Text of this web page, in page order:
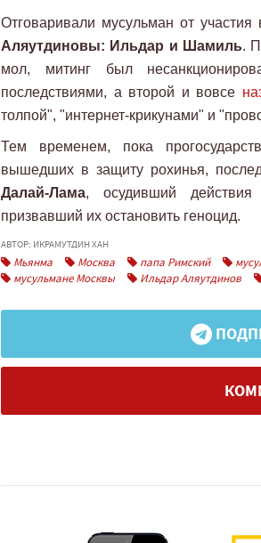
Отговаривали мусульман от
Аляутдиновы: Ильдар и Шамиль.
мол, митинг был
последствиями, а второй и вовсе
толпой", "интернет-крикунами" и
Тем временем, пока
вышедших в защиту рохинья,
Далай-Лама, осудивший
призвавший их остановить геноцид.
АВТОР: ИКРАМУТДИН ХАН
Мьянма Москва папа Римский
мусульмане Москвы
Ильдар Аляутдинов